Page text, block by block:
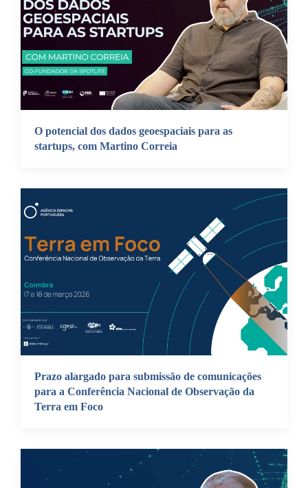
O potencial dos dados geoespaciais para as
startups, com Martino Correia
Prazo alargado para submissão de comunicações
para a Conferência Nacional de Observação da
Terra em Foco